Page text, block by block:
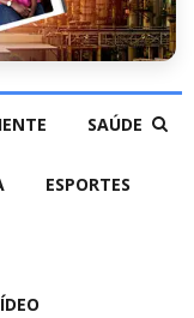
SAÚDE
ESPORTES